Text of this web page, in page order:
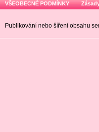
VŠEOBECNÉ PODMÍNKY
Publikování nebo šíření obsahu